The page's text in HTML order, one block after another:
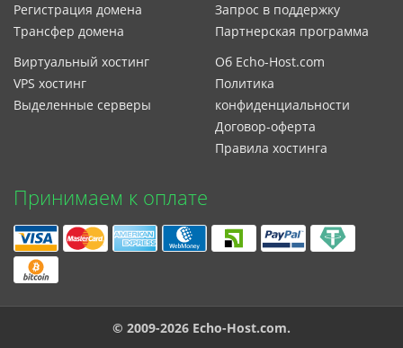
Регистрация домена
Трансфер домена
Виртуальный хостинг
VPS хостинг
Выделенные серверы
Запрос в поддержку
Партнерская программа
Об Echo-Host.com
Политика
конфиденциальности
Договор-оферта
Правила хостинга
Принимаем к оплате
© 2009-2026 Echo-Host.com.